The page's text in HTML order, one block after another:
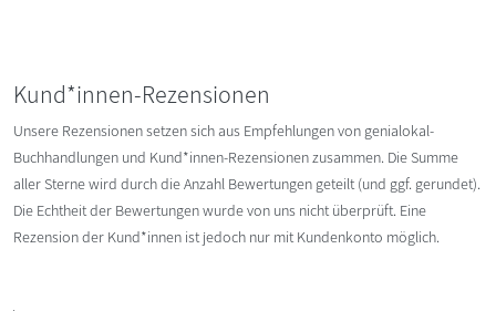
Kund*innen-Rezensionen
Unsere Rezensionen setzen sich aus Empfehlungen von genialokal-
Buchhandlungen und Kund*innen-Rezensionen zusammen. Die Summe
aller Sterne wird durch die Anzahl Bewertungen geteilt (und ggf. gerundet).
Die Echtheit der Bewertungen wurde von uns nicht überprüft. Eine
Rezension der Kund*innen ist jedoch nur mit Kundenkonto möglich.